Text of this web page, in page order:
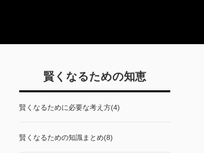
賢くなるための知恵
賢くなるために必要な考え方(4)
賢くなるための知識まとめ(8)